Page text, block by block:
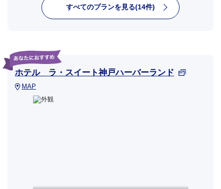
すべてのプランを見る(14件)
ホテル ラ・スイート神戸ハーバーランド
MAP